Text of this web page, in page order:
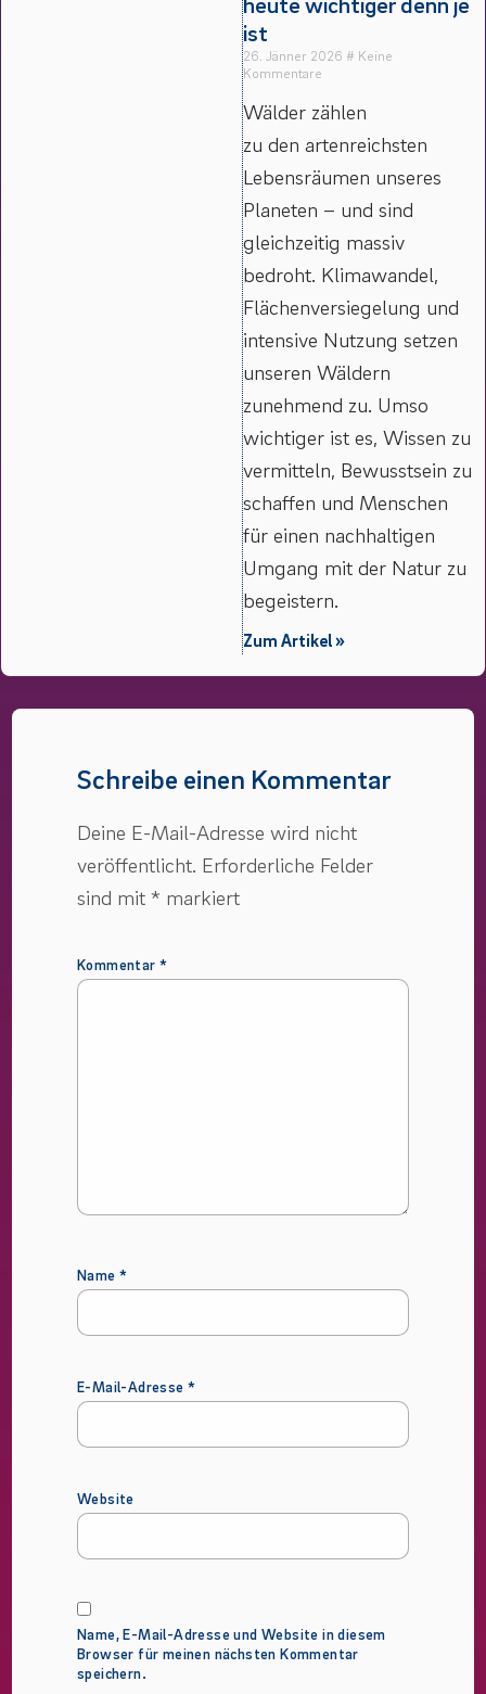
ist
26. Jänner 2026
Keine
Kommentare
Wälder zählen
zu den artenreichsten
Lebensräumen unseres
Planeten – und sind
gleichzeitig massiv
bedroht. Klimawandel,
Flächenversiegelung und
intensive Nutzung setzen
unseren Wäldern
zunehmend zu. Umso
wichtiger ist es, Wissen zu
vermitteln, Bewusstsein zu
schaffen und Menschen
für einen nachhaltigen
Umgang mit der Natur zu
begeistern.
Zum Artikel »
Schreibe einen Kommentar
Deine E-Mail-Adresse wird nicht
veröffentlicht. Erforderliche Felder
sind mit * markiert
Kommentar*
Name *
E-Mail-Adresse*
Website
Name, E-Mail-Adresse und Website in diesem
Browser für meinen nächsten Kommentar
speichern.